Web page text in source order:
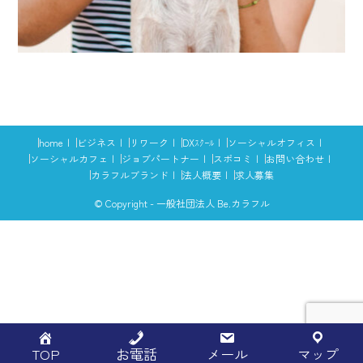
home ビジネス リワーク DXｽｸｰﾙ
ソーシャルオフィス
ソーシャルカフェ
ジョブパートナー スポコミ
お問い合わせ
カラフルブランド
法人概要 求人募集
© Copyright - 一般社団法人 Be.カラフル
TOP お電話 メール マップ